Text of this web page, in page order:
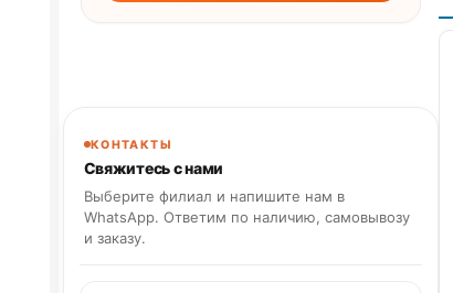
КОНТАКТЫ
Свяжитесь с нами
Выберите филиал и напишите нам в
WhatsApp. Ответим по наличию, самовывозу
и заказу.